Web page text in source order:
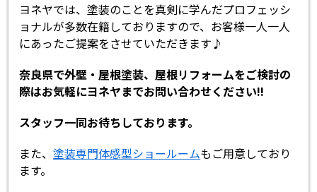
ヨネヤでは、塗装のことを真剣に学んだプロフェッシ
ョナルが多数在籍しておりますので、お客様一人一人
にあったご提案をさせていただきます♪
奈良県で外壁・屋根塗装、屋根リフォームをご検討の
際はお気軽にヨネヤまでお問い合わせください!!
スタッフ一同お待ちしております。
また、塗装専門体感型ショールームもご用意しており
ます。